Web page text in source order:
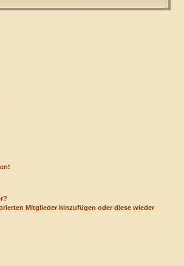
Mitglieder hinzufügen oder diese wieder